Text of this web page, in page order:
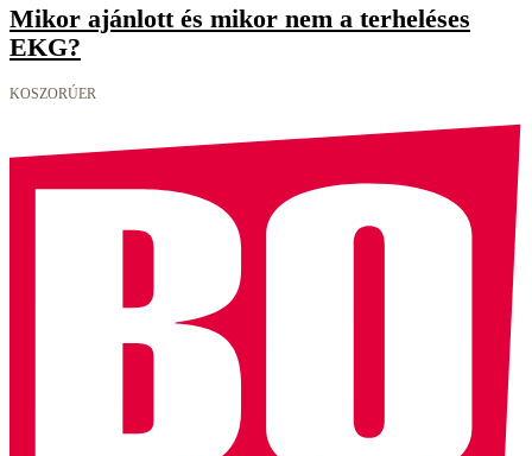
Mikor ajánlott és mikor nem a terheléses
EKG?
KOSZORÚER